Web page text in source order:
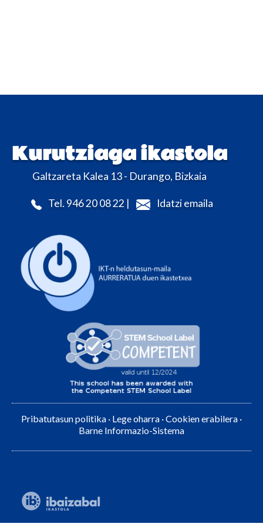
Kurutziaga ikastola
Galtzareta Kalea 13 - Durango, Bizkaia
Tel. 946 20 08 22 | Idatzi emaila
Pribatutasun politika · Lege oharra ·Cookien erabilera ·
Barne Informazio-Sistema